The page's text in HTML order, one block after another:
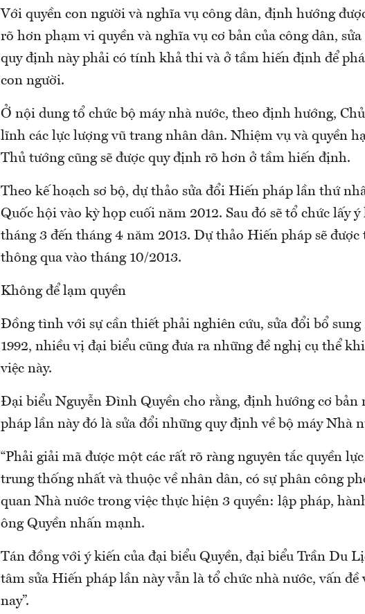
Với quyền con người và nghĩa vụ công dân, định hướng
rõ hơn phạm vi quyền và nghĩa vụ cơ bản của công dân, sửa
quy định này phải có tính khả thi và ở tầm hiến định để
con người.
Ở nội dung tổ chức bộ máy nhà nước, theo định hướng,
lĩnh các lực lượng vũ trang nhân dân. Nhiệm vụ và quyền
Thủ tướng cũng sẽ được quy định rõ hơn ở tầm hiến định.
Theo kế hoạch sơ bộ, dự thảo sửa đổi Hiến pháp lần thứ
Quốc hội vào kỳ họp cuối năm 2012. Sau đó sẽ tổ chức lấy
tháng 3 đến tháng 4 năm 2013. Dự thảo Hiến pháp sẽ
thông qua vào tháng 10/2013.
Không để lạm quyền
Đồng tình với sự cần thiết phải nghiên cứu, sửa đổi bổ
1992, nhiều vị đại biểu cũng đưa ra những đề nghị cụ thể
việc này.
Đại biểu Nguyễn Đình Quyền cho rằng, định hướng cơ bản
pháp lần này đó là sửa đổi những quy định về bộ máy Nhà
“Phải giải mã được một các rất rõ ràng nguyên tắc quyền
trung thống nhất và thuộc về nhân dân, có sự phân công
quan Nhà nước trong việc thực hiện 3 quyền: lập pháp,
ông Quyền nhấn mạnh.
Tán đồng với ý kiến của đại biểu Quyền, đại biểu Trần Du
tâm sửa Hiến pháp lần này vẫn là tổ chức nhà nước, vấn
nay”.